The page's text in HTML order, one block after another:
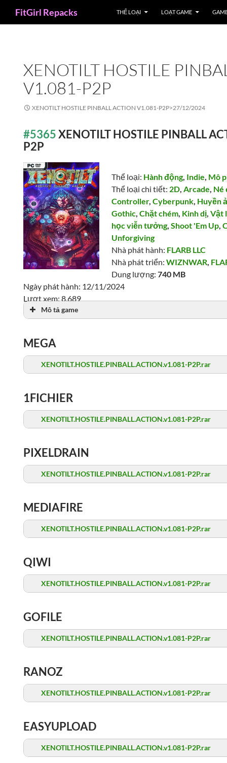
FitGirl Repacks THỂ LOẠI LOẠT GAME
XENOTILT HOSTILE
V1.081-P2P
XENOTILT HOSTILE PINBALL ACTION V1.081-P2P>27/12/2024
#5365XENOTILT HOSTILE PINBALL
P2P
Thể loại: Hành động, Indie, Mô
Thể loại chi tiết: 2D,Arcade, Né
Controller,Cyberpunk, Huyền
Gothic,Chặt chém, Kinh dị,Vật
học viễn tưởng,Shoot 'Em Up,
Unforgiving
Nhà phát hành: FLARB LLC
Nhà phát triển:WIZNWAR,
Dung lượng:740 MB
Ngày phát hành: 12/11/2024
Lượt xem: 8,689
Mô tả game
MEGA
XENOTILT.HOSTILE.PINBALL.ACTION.v1.081-P2P.rar
1FICHIER
XENOTILT.HOSTILE.PINBALL.ACTION.v1.081-P2P.rar
PIXELDRAIN
XENOTILT.HOSTILE.PINBALL.ACTION.v1.081-P2P.rar
MEDIAFIRE
XENOTILT.HOSTILE.PINBALL.ACTION.v1.081-P2P.rar
QIWI
XENOTILT.HOSTILE.PINBALL.ACTION.v1.081-P2P.rar
GOFILE
XENOTILT.HOSTILE.PINBALL.ACTION.v1.081-P2P.rar
RANOZ
XENOTILT.HOSTILE.PINBALL.ACTION.v1.081-P2P.rar
EASYUPLOAD
XENOTILT.HOSTILE.PINBALL.ACTION.v1.081-P2P.rar